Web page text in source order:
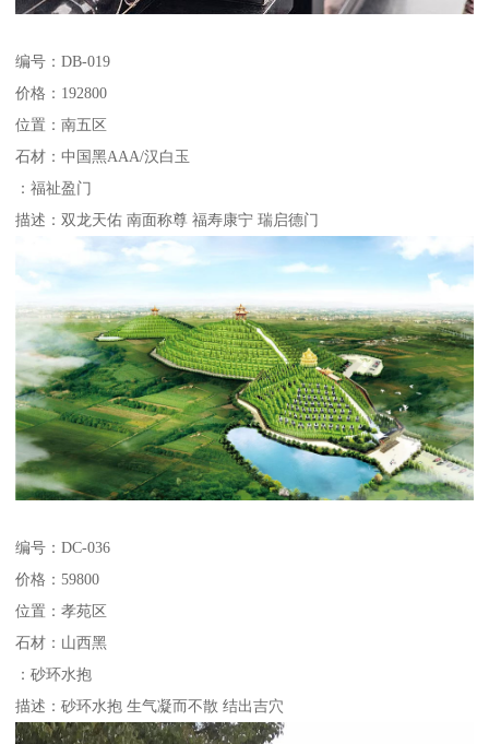
编号：DB-019
价格：192800
位置：南五区
石材：中国黑AAA/汉白玉
：福祉盈门
描述：双龙天佑 南面称尊 福寿康宁 瑞启德门
编号：DC-036
价格：59800
位置：孝苑区
石材：山西黑
：砂环水抱
描述：砂环水抱 生气凝而不散 结出吉穴